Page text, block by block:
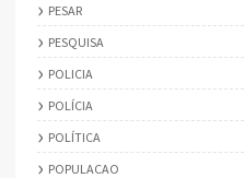
PESAR
PESQUISA
POLICIA
POLÍCIA
POLÍTICA
POPULACAO